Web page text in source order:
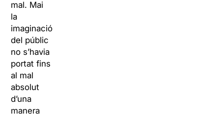
mal. Mai
la
imaginació
del públic
no s’havia
portat fins
al mal
absolut
d’una
manera